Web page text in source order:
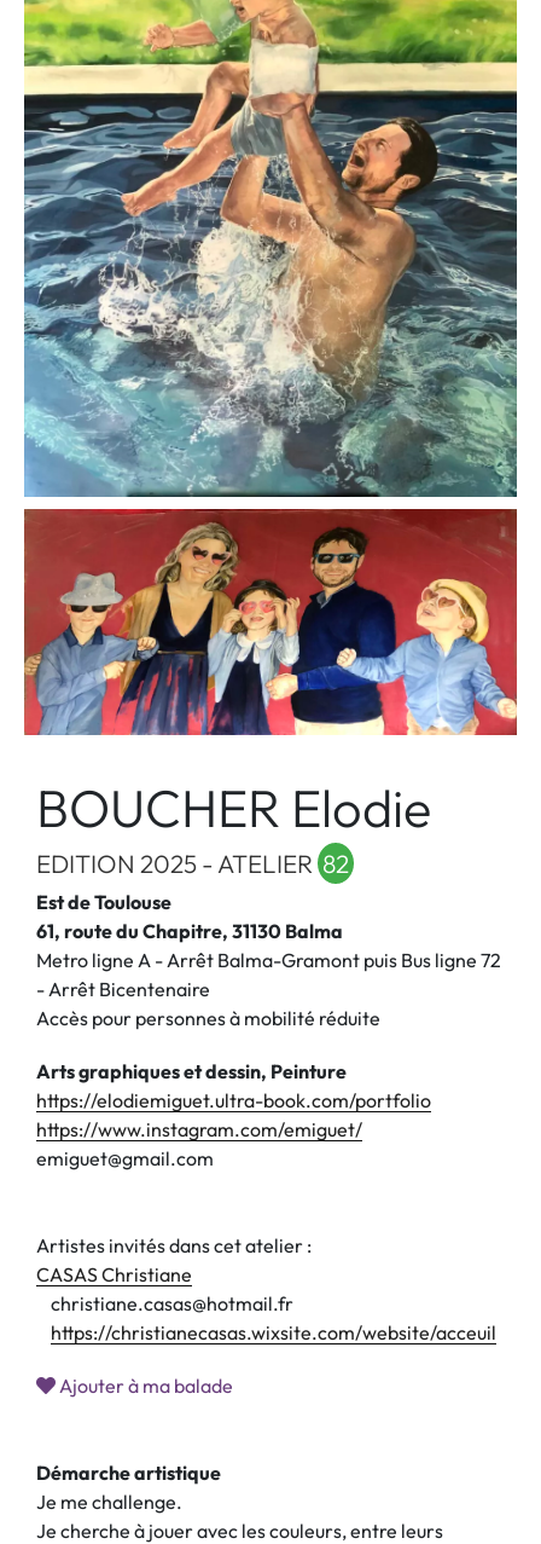
BOUCHER Elodie
EDITION 2025 - ATELIER 82
Est de Toulouse
61, route du Chapitre, 31130 Balma
Metro ligne A - Arrêt Balma-Gramont puis Bus ligne 72
- Arrêt Bicentenaire
Accès pour personnes à mobilité réduite
Arts graphiques et dessin, Peinture
https://elodiemiguet.ultra-book.com/portfolio
https://www.instagram.com/emiguet/
emiguet@gmail.com
Artistes invités dans cet atelier :
CASAS Christiane
christiane.casas@hotmail.fr
https://christianecasas.wixsite.com/website/acceuil
Ajouter à ma balade
Démarche artistique
Je me challenge.
Je cherche à jouer avec les couleurs, entre leurs